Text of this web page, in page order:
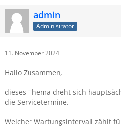
admin
Administrator
11. November 2024
Hallo Zusammen,
dieses Thema dreht sich
die Servicetermine.
Welcher Wartungsintervall zählt